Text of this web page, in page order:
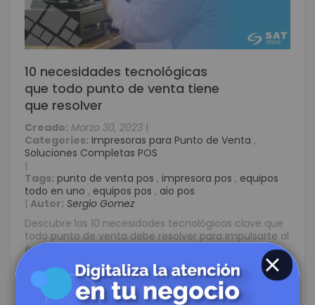
10 necesidades tecnológicas
que todo punto de venta tiene
que resolver
Creado: Marzo 30, 2023 |
Categories: Impresoras para Punto de Venta ,
Soluciones Completas POS
|
Tags: punto de venta pos , impresora pos , equipos
todo en uno , equipos pos , aio pos
| Autor: Sergio Gomez
Descubre las 10 necesidades tecnológicas clave que
todo punto de venta debe resolver para impulsarte al
éxito.
Leer más CLOSE